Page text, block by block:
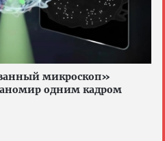
микроскоп»
одним кадром